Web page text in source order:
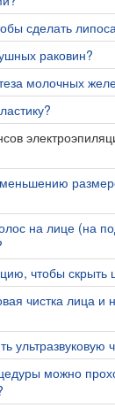
сделать
раковин?
молочных
на лице (на
чтобы скрыть
чистка лица и
ультразвуковую
можно